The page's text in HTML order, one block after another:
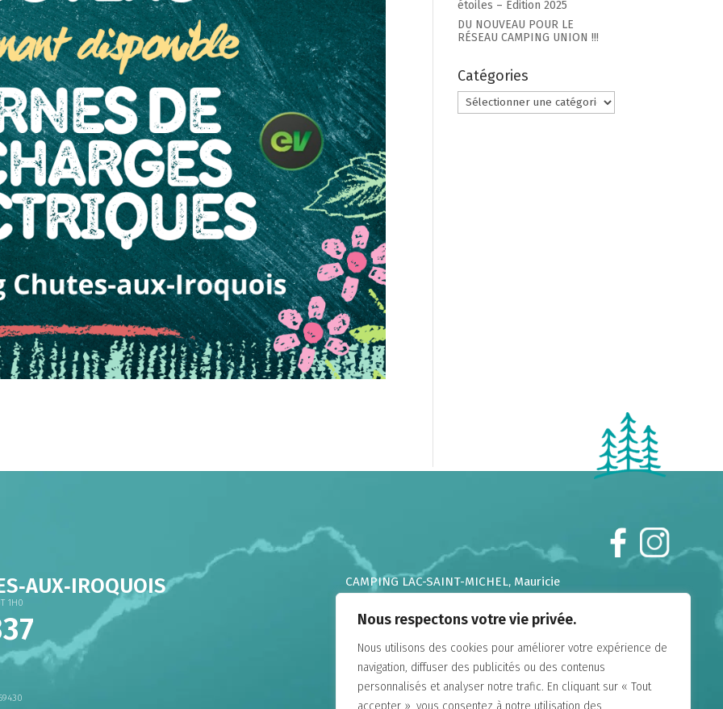
Nous respectons votre vie privée.
Nous utilisons des cookies pour améliorer votre expérience de
navigation, diffuser des publicités ou des contenus
personnalisés et analyser notre trafic. En cliquant sur « Tout
accepter », vous consentez à notre utilisation des
Hautes-
Laurentides
LAC‑DU‑CERF
Outaouais
CAMPING UNION BASKATONG
/POURVOIRIE RAINVILLE
Chaudière
Appalaches
étoiles – Édition 2025
DU NOUVEAU POUR LE
RÉSEAU CAMPING UNION !!!
Catégories
Catégories
1H0
CAMPING LAC-SAINT-MICHEL, Mauricie
CAMPING DE LA DEMI-LIEUE, Chaudière Appalaches
CAMPING DU GOUFFRE, Charlevoix
CAMPING FALAISE-SUR-MER, Charlevoix
CAMPING ANNIE, Gaspésie
DOMAINE ANNIE-SUR-MER , Gaspésie